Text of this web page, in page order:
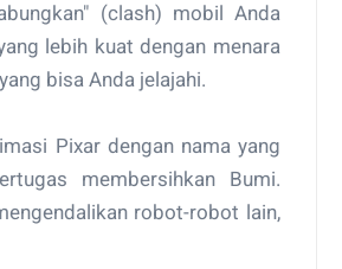
(clash) mobil Anda
lebih kuat dengan menara
bisa Anda jelajahi.
Pixar dengan nama yang
membersihkan Bumi.
robot-robot lain,